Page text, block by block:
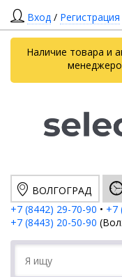
Вход / Регистрация
Наличие товара и
ВОЛГОГРАД
+7 (8442) 29-70-90 • +7
+7 (8443) 20-50-90